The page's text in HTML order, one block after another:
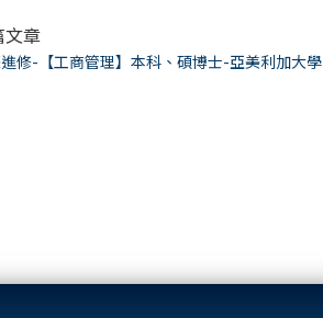
文章
修-【工商管理】本科、碩博士-亞美利加大學